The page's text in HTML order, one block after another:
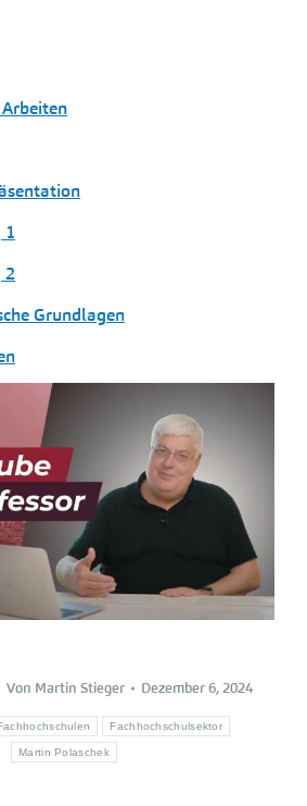
1
2
Grundlagen
Von Martin Stieger Dezember 6, 2024
Fachhochschulsektor
Martin Polaschek